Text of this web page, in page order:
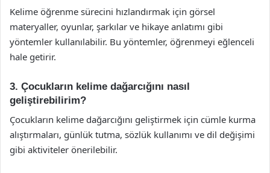
Kelime öğrenme sürecini hızlandırmak için görsel
materyaller, oyunlar, şarkılar ve hikaye anlatımı gibi
yöntemler kullanılabilir. Bu yöntemler, öğrenmeyi eğlenceli
hale getirir.
3. Çocukların kelime dağarcığını nasıl
geliştirebilirim?
Çocukların kelime dağarcığını geliştirmek için cümle kurma
alıştırmaları, günlük tutma, sözlük kullanımı ve dil değişimi
gibi aktiviteler önerilebilir.